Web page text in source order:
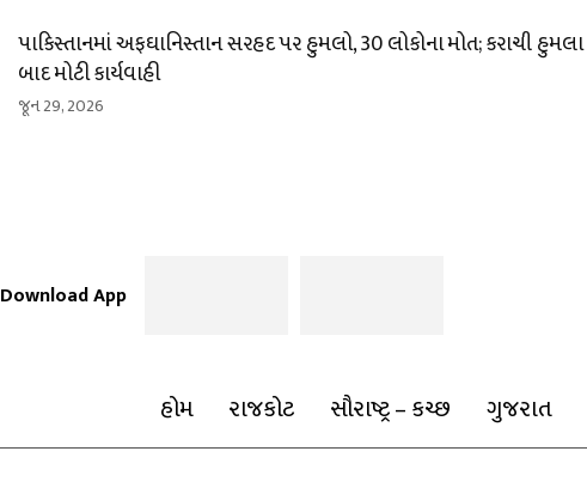
પાકિસ્તાનમાં અફઘાનિસ્તાન સરહદ પર હુમલો, 30 લોકોના મોત; કરાચી હુમલા
બાદ મોટી કાર્યવાહી
જૂન 29, 2026
Download App
હોમ રાજકોટ સૌરાષ્ટ્ર – કચ્છ ગુજરાત